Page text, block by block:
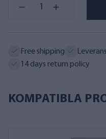
Free shipping
14 days return policy
KOMPATIBLA